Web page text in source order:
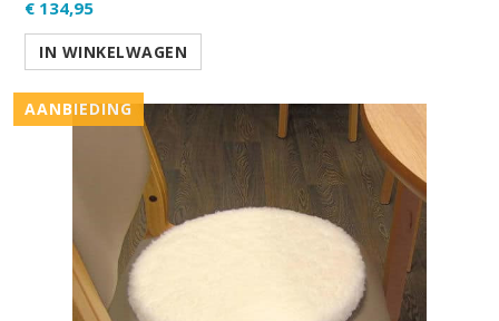
€ 134,95
IN WINKELWAGEN
AANBIEDING